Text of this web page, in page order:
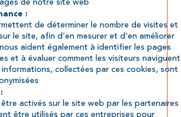
de notre site web
:
de déterminer le nombre de visites et
le site, afin d’en mesurer et d’en améliorer
aident également à identifier les pages
et à évaluer comment les visiteurs naviguent
collectées par ces cookies, sont
activés sur le site web par les partenaires